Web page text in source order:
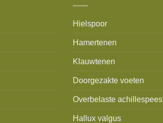
Hielspoor
Hamertenen
Klauwtenen
Doorgezakte voeten
Overbelaste achillespees
Hallux valgus